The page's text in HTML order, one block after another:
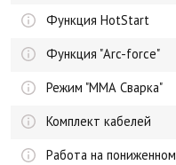
Функция HotStart
Функция "Arc-force"
Режим "ММА Сварка"
Комплект кабелей
Работа на пониженном